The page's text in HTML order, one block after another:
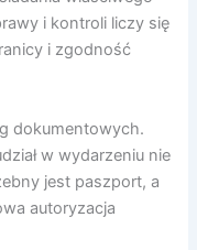
i kontroli liczy się
i zgodność
dokumentowych.
w wydarzeniu nie
jest paszport, a
autoryzacja